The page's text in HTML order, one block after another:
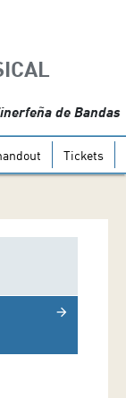
de Bandas
Tickets
arrow_forward